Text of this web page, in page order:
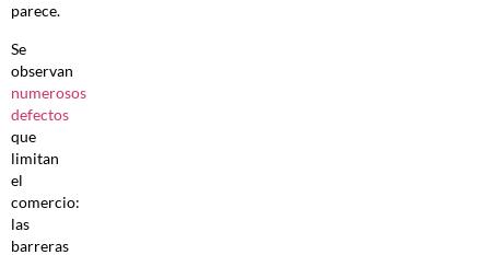
parece.
Se
observan
numerosos
defectos
que
limitan
el
comercio:
las
barreras